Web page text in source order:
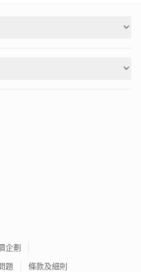
企劃
題 條款及細則